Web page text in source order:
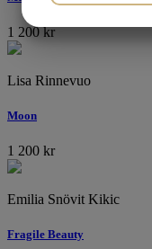
1 200kr
Lisa Rinnevuo
Moon
1 200 kr
Emilia Snövit Kikic
Fragile Beauty